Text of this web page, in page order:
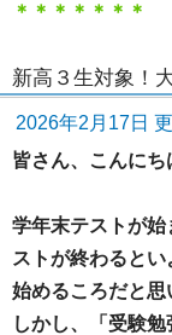
＊＊＊＊＊＊＊
新高３生対象！
2026年2月17日
皆さん、こんに
学年末テストが
ストが終わると
始めるころだと思
しかし、「受験